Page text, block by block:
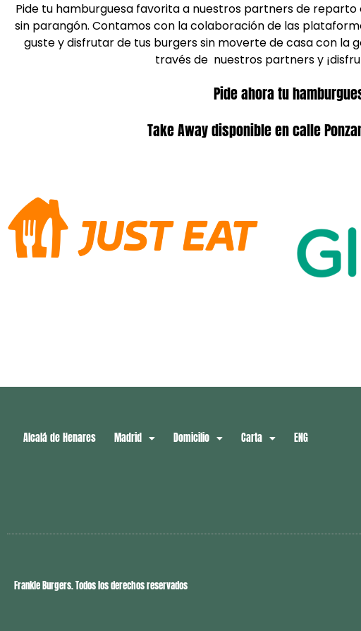
Pide tu hamburguesa favorita a nuestros partners de
sin parangón. Contamos con la colaboración de las
guste y disfrutar de tus burgers sin moverte de casa con la
través de nuestros partners y
Pide ahora tu
Take Away disponible en calle
Alcalá de Henares Madrid Domicilio Carta ENG
Frankie Burgers. Todos los derechos reservados